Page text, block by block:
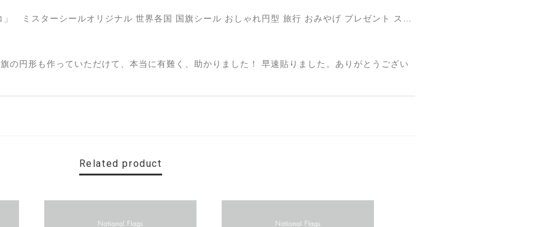
の円形も作っていただけて、本当に有難く、助かりました！ 早速貼りました。ありがとうござい
Related product